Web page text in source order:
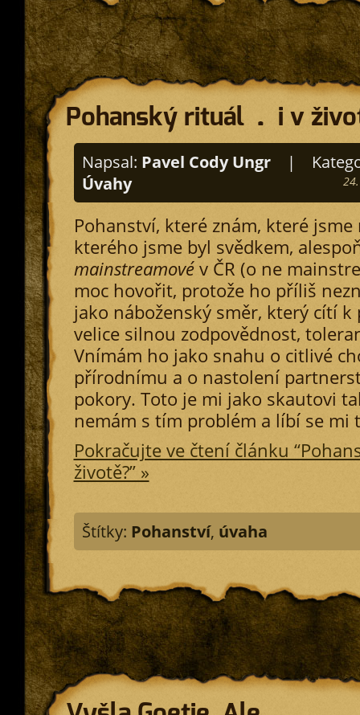
Pohanský rituál … i v
Napsal: Pavel Cody Ungr |
Úvahy
Pohanství, které znám, které
kterého jsme byl svědkem,
mainstreamovév ČR (o ne
moc hovořit, protože ho příliš
jako náboženský směr, který cítí
velice silnou zodpovědnost,
Vnímám ho jako snahu o citlivé
přírodnímu a o nastolení
pokory. Toto je mi jako skautovi
nemám s tím problém a líbí se mi
Pokračujte ve čtení článku
životě?” »
Štítky: Pohanství, úvaha